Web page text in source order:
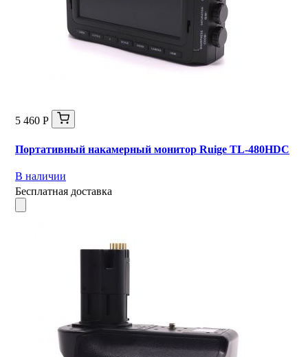
5 460 Р
Портативный накамерный монитор Ruige TL-480HDC
В наличии
Бесплатная доставка